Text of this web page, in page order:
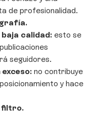
de profesionalidad.
calidad: esto se
seguidores.
no contribuye
y hace
filtro.